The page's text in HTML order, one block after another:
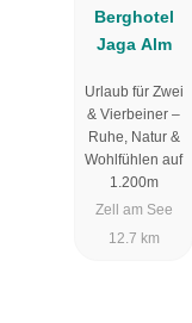
Berghotel
Jaga Alm
Urlaub für Zwei
& Vierbeiner –
Ruhe, Natur &
Wohlfühlen auf
1.200m
Zell am See
12.7 km